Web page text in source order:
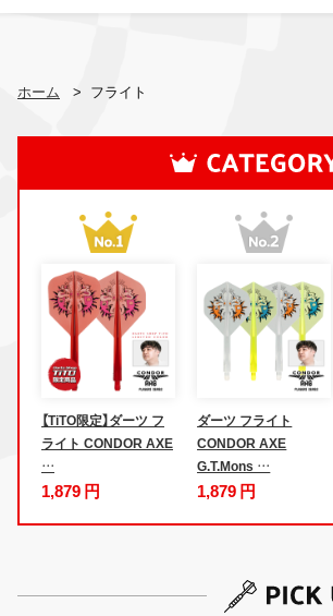
ホーム > フライト
【TiTO限定】ダーツ フ
ライト CONDOR AXE
…
1,879 円
ダーツ フライト
CONDOR AXE
G.T.Mons …
1,879 円